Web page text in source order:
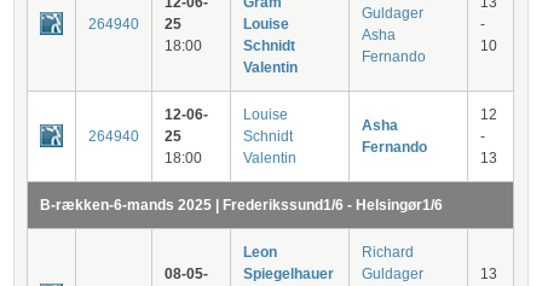
264940
25
18:00
Louise
Schnidt
Valentin
Guldager
Asha
Fernando
-
10
264940
12-06-
25
18:00
Louise
Schnidt
Valentin
Asha
Fernando
12
-
13
B-rækken-6-mands 2025 | Frederikssund1/6 - Helsingør1/6
08-05-
Leon
Spiegelhauer
Richard
Guldager
13